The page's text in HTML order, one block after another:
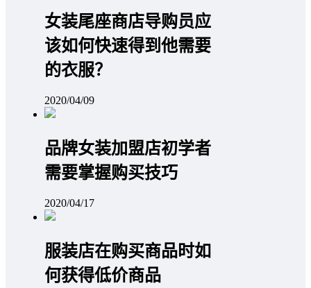
女装尾座商店导购员应
该如何快速得到他需要
的衣服？
2020/04/09
品牌女装加盟店初学者
需要掌握购买技巧
2020/04/17
服装店在购买商品时如
何获得低价商品